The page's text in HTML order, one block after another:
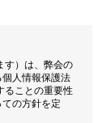
す）は、弊会の
人情報保護法
ることの重要性
の方針を定